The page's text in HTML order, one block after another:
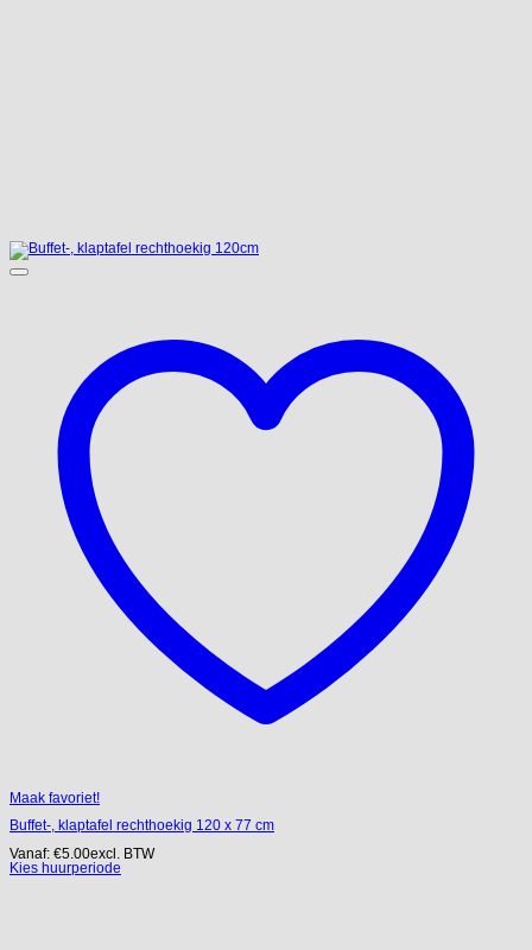
Maak favoriet!
Buffet-, klaptafel rechthoekig 120 x 77 cm
Vanaf: €5.00excl. BTW
Kies huurperiode